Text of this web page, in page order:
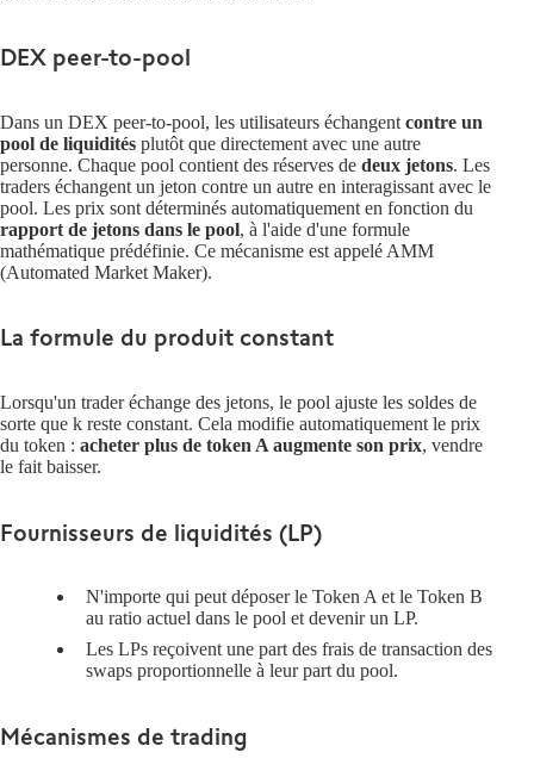
DEX peer-to-pool
Dans un DEX peer-to-pool, les utilisateurs échangent contre un
pool de liquidités plutôt que directement avec une autre
personne. Chaque pool contient des réserves de deux jetons. Les
traders échangent un jeton contre un autre en interagissant avec le
pool. Les prix sont déterminés automatiquement en fonction du
rapport de jetons dans le pool, à l'aide d'une formule
mathématique prédéfinie. Ce mécanisme est appelé AMM
(Automated Market Maker).
La formule du produit constant
Lorsqu'un trader échange des jetons, le pool ajuste les soldes de
sorte que k reste constant. Cela modifie automatiquement le prix
du token : acheter plus de token A augmente son prix, vendre
le fait baisser.
Fournisseurs de liquidités (LP)
N'importe qui peut déposer le Token A et le Token B
au ratio actuel dans le pool et devenir un LP.
Les LPs reçoivent une part des frais de transaction des
swaps proportionnelle à leur part du pool.
Mécanismes de trading